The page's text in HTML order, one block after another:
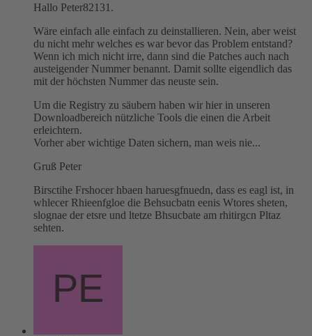
Hallo Peter82131.
Wäre einfach alle einfach zu deinstallieren. Nein, aber weist
du nicht mehr welches es war bevor das Problem entstand?
Wenn ich mich nicht irre, dann sind die Patches auch nach
austeigender Nummer benannt. Damit sollte eigendlich das
mit der höchsten Nummer das neuste sein.
Um die Registry zu säubern haben wir hier in unseren
Downloadbereich nützliche Tools die einen die Arbeit
erleichtern.
Vorher aber wichtige Daten sichern, man weis nie...
Gruß Peter
Birsctihe Frshocer hbaen haruesgfnuedn, dass es eagl ist, in
whlecer Rhieenfgloe die Behsucbatn eenis Wtores sheten,
slognae der etsre und ltetze Bhsucbate am rhitirgcn Pltaz
sehten.